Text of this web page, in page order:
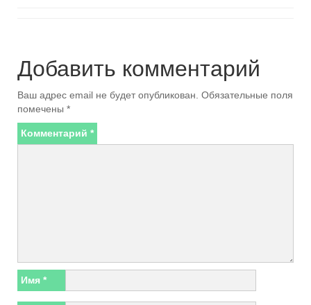
Добавить комментарий
Ваш адрес email не будет опубликован. Обязательные поля
помечены *
Комментарий *
Имя *